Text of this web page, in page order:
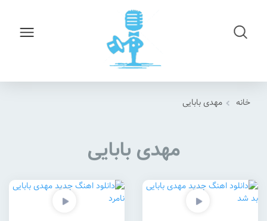
خانه مهدی بابایی
مهدی بابایی